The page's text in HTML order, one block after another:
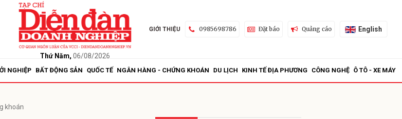
Thứ Năm, 06/08/2026
GIỚI THIỆU 0985698786 Đặt báo Quảng cáo English
NGHIỆP BẤT ĐỘNG SẢN QUỐC TẾ NGÂN HÀNG - CHỨNG KHOÁN DU LỊCH KINH TẾ ĐỊA PHƯƠNG CÔNG NGHỆ Ô TÔ - XE MÁY
khoán